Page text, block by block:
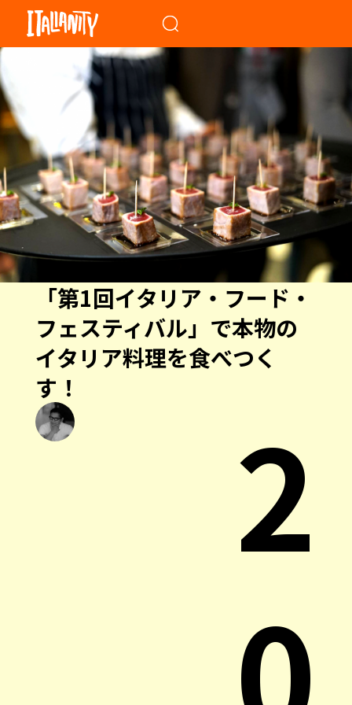
「第1回イタリア・フード・
フェスティバル」で本物の
イタリア料理を食べつく
す！
2